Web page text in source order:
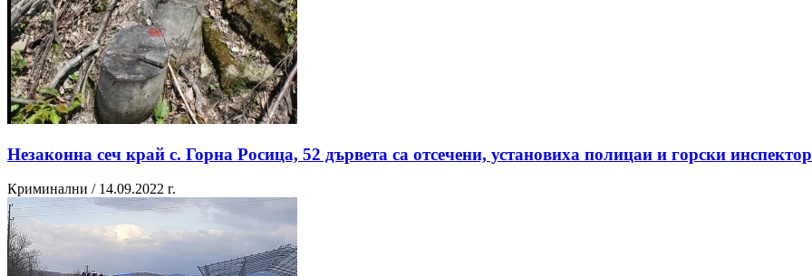
Незаконна сеч край с. Горна Росица, 52 дървета са отсечени, установиха полицаи и горски
Криминални / 14.09.2022 г.